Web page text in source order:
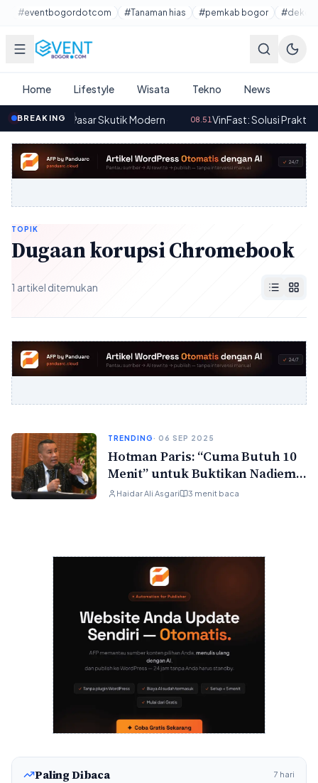
Lewati ke konten utama
#eventbogordotcom #Tanaman hias #pemkab bogor
Home Lifestyle Wisata Tekno News
BREAKING
Vario di Pasar Skutik Modern· 08.51VinFast: Solusi Praktis
TOPIK
Dugaan korupsi Chromebook
1 artikel ditemukan
TRENDING· 06 SEP 2025
Hotman Paris: “Cuma Butuh 10
Menit” untuk Buktikan Nadiem
Tak Bersalah
Haidar Ali Asgari 3 menit baca
Paling Dibaca 7 hari